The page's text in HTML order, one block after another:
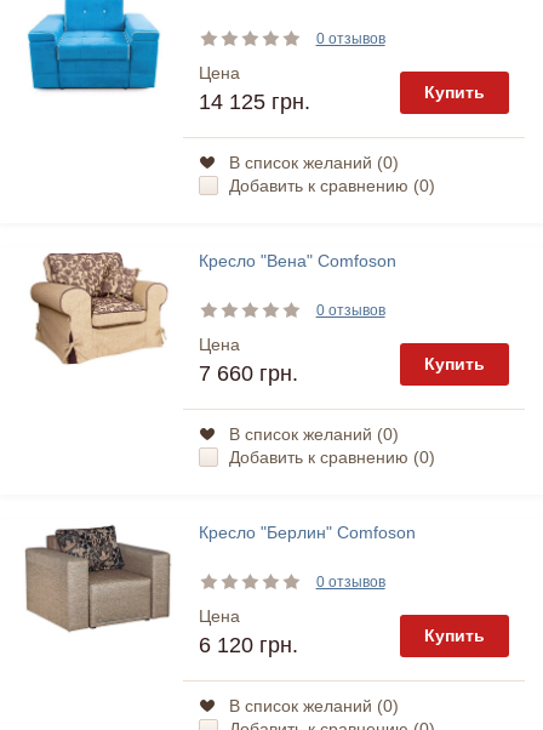
0 отзывов
Цена
14 125 грн. Купить
В список желаний (0)
Добавить к сравнению (0)
Кресло "Вена" Comfoson
0 отзывов
Цена
7 660 грн. Купить
В список желаний (0)
Добавить к сравнению (0)
Кресло "Берлин" Comfoson
0 отзывов
Цена
6 120 грн. Купить
В список желаний (0)